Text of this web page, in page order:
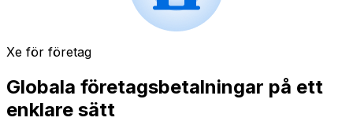
Xe för företag
Globala företagsbetalningar på ett
enklare sätt